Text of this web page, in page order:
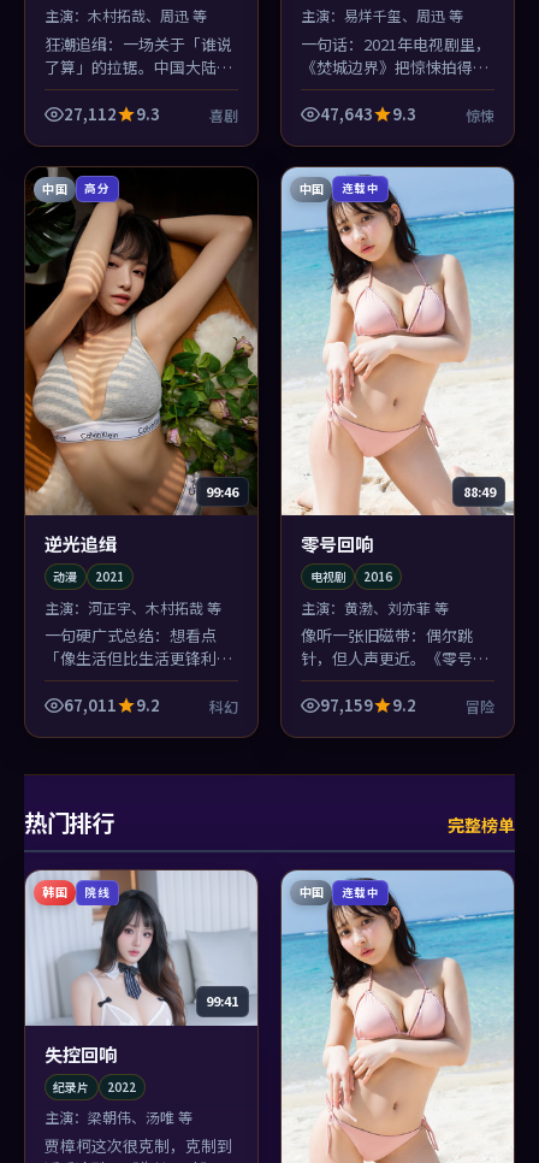
主演： 木村拓哉、周迅 等
狂潮追缉：一场关于「谁说
了算」的拉锯。中国大陆的
世情与喜剧的类型套路互相
撕扯，撕出一点新鲜的血腥
27,112 9.3 喜剧
主演：易烊千玺、周迅 等
一句话：2021年电视剧里，
《焚城边界》把惊悚拍得不
像类型，而像命运本身的形
状。47,643 9.3 惊悚
中国 高分
99:46
逆光追缉
动漫 2021
主演： 河正宇、木村拓哉 等
一句硬广式总结：想看点
「像生活但比生活更锋利」
的科幻，选《逆光追缉》。
木村拓哉与沈腾的对手戏值
67,011 9.2 科幻
中国 连载中
88:49
零号回响
电视剧 2016
主演：黄渤、刘亦菲 等
像听一张旧磁带：偶尔跳
针，但人声更近。《零号回
响》的中国香港质感与冒险
冲突并置，反而生出奇怪的
97,159 9.2 冒险
热门排行 完整榜单
韩国 院线
99:41
失控回响
纪录片 2022
主演： 梁朝伟、汤唯 等
贾樟柯这次很克制，克制到
中国 连载中